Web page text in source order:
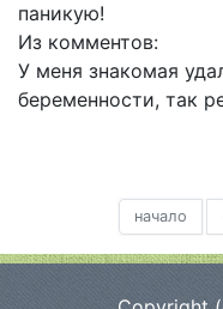
паникую!
Из комментов:
У меня знакомая
беременности, так
начало